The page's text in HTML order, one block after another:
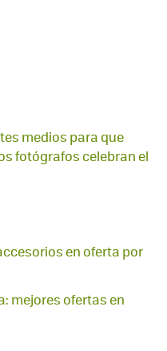
medios para que
fotógrafos celebran el
en oferta por
mejores ofertas en